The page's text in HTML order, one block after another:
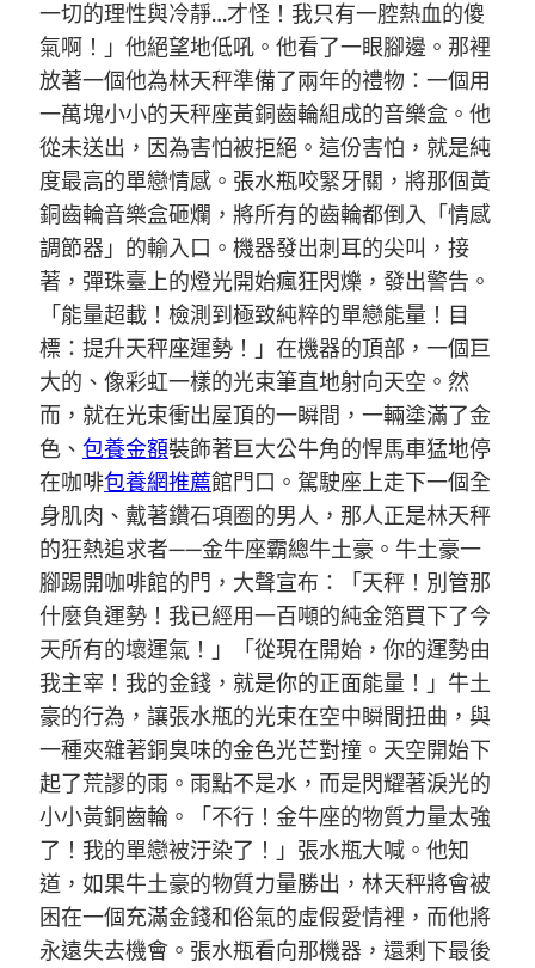
一切的理性與冷靜…才怪！我只有一腔熱血的傻
氣啊！」他絕望地低吼。他看了一眼腳邊。那裡
放著一個他為林天秤準備了兩年的禮物：一個用
一萬塊小小的天秤座黃銅齒輪組成的音樂盒。他
從未送出，因為害怕被拒絕。這份害怕，就是純
度最高的單戀情感。張水瓶咬緊牙關，將那個黃
銅齒輪音樂盒砸爛，將所有的齒輪都倒入「情感
調節器」的輸入口。機器發出刺耳的尖叫，接
著，彈珠臺上的燈光開始瘋狂閃爍，發出警告。
「能量超載！檢測到極致純粹的單戀能量！目
標：提升天秤座運勢！」在機器的頂部，一個巨
大的、像彩虹一樣的光束筆直地射向天空。然
而，就在光束衝出屋頂的一瞬間，一輛塗滿了金
色、 包養金額裝飾著巨大公牛角的悍馬車猛地停
在咖啡包養網推薦館門口。駕駛座上走下一個全
身肌肉、戴著鑽石項圈的男人，那人正是林天秤
的狂熱追求者——金牛座霸總牛土豪。牛土豪一
腳踢開咖啡館的門，大聲宣布：「天秤！別管那
什麼負運勢！我已經用一百噸的純金箔買下了今
天所有的壞運氣！」「從現在開始，你的運勢由
我主宰！我的金錢，就是你的正面能量！」牛土
豪的行為，讓張水瓶的光束在空中瞬間扭曲，與
一種夾雜著銅臭味的金色光芒對撞。天空開始下
起了荒謬的雨。雨點不是水，而是閃耀著淚光的
小小黃銅齒輪。「不行！金牛座的物質力量太強
了！我的單戀被汙染了！」張水瓶大喊。他知
道，如果牛土豪的物質力量勝出，林天秤將會被
困在一個充滿金錢和俗氣的虛假愛情裡，而他將
永遠失去機會。張水瓶看向那機器，還剩下最後